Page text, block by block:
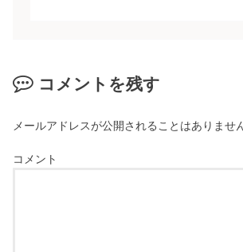
コメントを残す
メールアドレスが公開されることはありませ
コメント